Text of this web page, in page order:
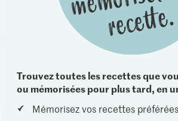
Trouvez toutes les recettes que
ou mémorisées pour plus tard, en
Mémorisez vos recettes